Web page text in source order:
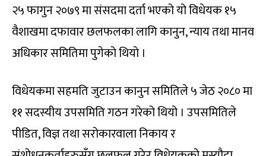
२५ फागुन २०७९ मा संसदमा दर्ता भएको यो विधेयक १५
वैशाखमा दफावार छलफलका लागि कानुन, न्याय तथा मानव
अधिकार समितिमा पुगेको थियो ।
विधेयकमा सहमति जुटाउन कानुन समितिले ५ जेठ २०८० मा
११ सदस्यीय उपसमिति गठन गरेको थियो । उपसमितिले
पीडित, विज्ञ तथा सरोकारवाला निकाय र